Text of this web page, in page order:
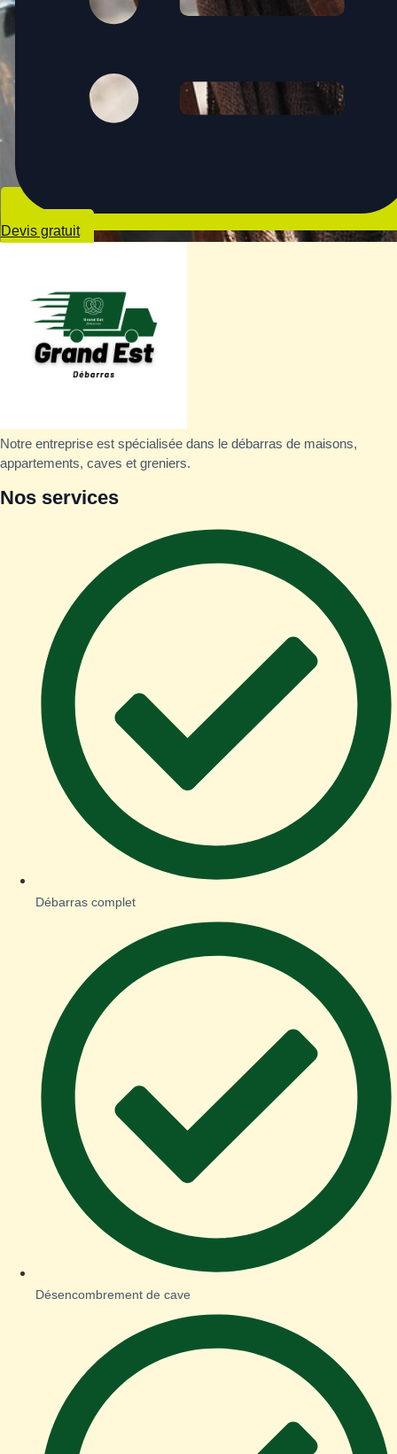
Devis gratuit
Notre entreprise est spécialisée dans le débarras de maisons,
appartements, caves et greniers.
Nos services
Débarras complet
Désencombrement de cave